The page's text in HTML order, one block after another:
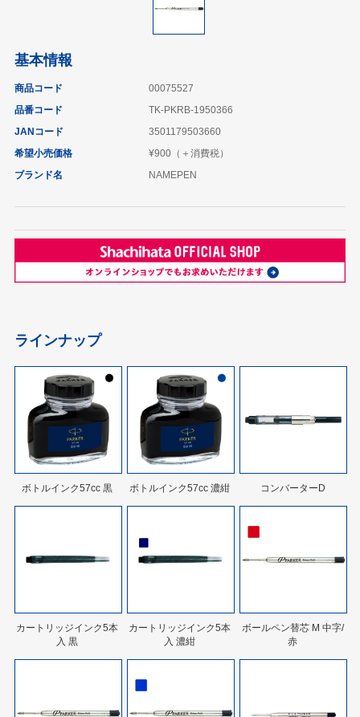
基本情報
商品コード
00075527
品番コード
TK-PKRB-1950366
JANコード
3501179503660
希望小売価格
¥900（＋消費税）
ブランド名
NAMEPEN
ラインナップ
ボトルインク57cc 黒 ボトルインク57cc 濃紺 コンバーターD
カートリッジインク5本
入 黒
カートリッジインク5本
入 濃紺
ボールペン替芯 M 中字/
赤